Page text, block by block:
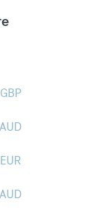
GBP
AUD
EUR
AUD